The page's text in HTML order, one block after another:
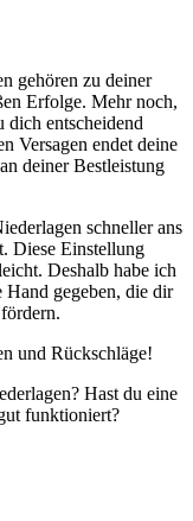
gehören zu deiner
Erfolge. Mehr noch,
dich entscheidend
Versagen endet deine
deiner Bestleistung
schneller ans
Diese Einstellung
Deshalb habe ich
gegeben, die dir
und Rückschläge!
Hast du eine
funktioniert?